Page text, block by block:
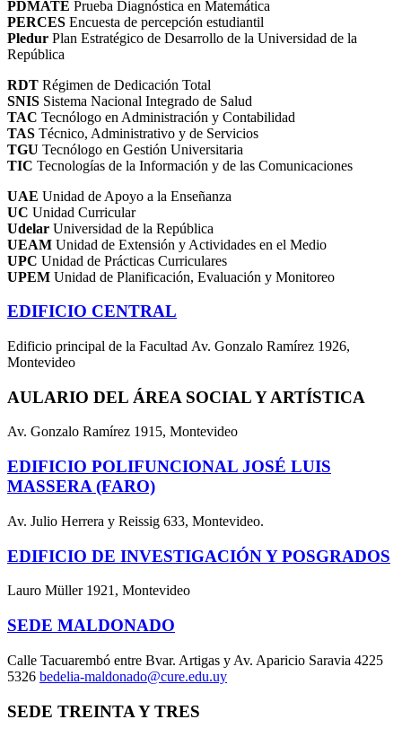
PDMATE Prueba Diagnóstica en Matemática
PERCES Encuesta de percepción estudiantil
Pledur Plan Estratégico de Desarrollo de la Universidad de la
República
RDT Régimen de Dedicación Total
SNIS Sistema Nacional Integrado de Salud
TAC Tecnólogo en Administración y Contabilidad
TAS Técnico, Administrativo y de Servicios
TGU Tecnólogo en Gestión Universitaria
TIC Tecnologías de la Información y de las Comunicaciones
UAE Unidad de Apoyo a la Enseñanza
UC Unidad Curricular
Udelar Universidad de la República
UEAM Unidad de Extensión y Actividades en el Medio
UPC Unidad de Prácticas Curriculares
UPEM Unidad de Planificación, Evaluación y Monitoreo
EDIFICIO CENTRAL
Edificio principal de la Facultad Av. Gonzalo Ramírez 1926,
Montevideo
AULARIO DEL ÁREA SOCIAL Y ARTÍSTICA
Av. Gonzalo Ramírez 1915, Montevideo
EDIFICIO POLIFUNCIONAL JOSÉ LUIS
MASSERA (FARO)
Av. Julio Herrera y Reissig 633, Montevideo.
EDIFICIO DE INVESTIGACIÓN Y POSGRADOS
Lauro Müller 1921, Montevideo
SEDE MALDONADO
Calle Tacuarembó entre Bvar. Artigas y Av. Aparicio Saravia 4225
5326 bedelia-maldonado@cure.edu.uy
SEDE TREINTA Y TRES